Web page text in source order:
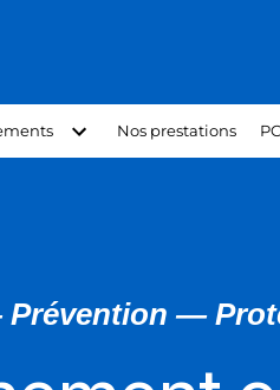
Nos prestations
—